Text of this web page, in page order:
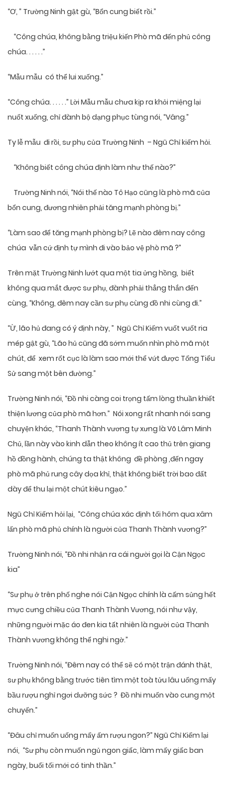
“Ơ, ” Trường Ninh gật gù, “Bổn cung biết rồi.”
“Công chúa, không bằng triệu kiến Phò mã đến phủ công
chúa. . . . . .”
“Mẫu mẫu có thể lui xuống.”
“Công chúa. . . . . .” Lời Mẫu mẫu chưa kịp ra khỏi miệng lại
nuốt xuống, chỉ đành bộ dạng phục tùng nói, “Vâng.”
Ty lễ mẫu đi rồi, sư phụ của Trường Ninh – Ngũ Chỉ kiếm hỏi.
“Không biết công chúa định làm như thế nào?”
Trường Ninh nói, “Nói thế nào Tô Hạo cũng là phò mã của
bổn cung, đương nhiên phải tăng mạnh phòng bị.”
“Làm sao để tăng mạnh phòng bị? Lẽ nào đêm nay công
chúa vẫn cứ định tự mình đi vào bảo vệ phò mã ?”
Trên mặt Trường Ninh lướt qua một tia ửng hồng, biết
không qua mắt được sư phụ, đành phải thẳng thắn đến
cùng, “Không, đêm nay cần sư phụ cùng đồ nhi cùng đi.”
“Ừ, lão hủ đang có ý định này, ” Ngũ Chỉ Kiếm vuốt vuốt ria
mép gật gù, “Lão hủ cũng đã sớm muốn nhìn phò mã một
chút, để xem rốt cục là làm sao mới thể vứt được Tống Tiểu
Sử sang một bên đường.”
Trường Ninh nói, “Đồ nhi càng coi trọng tấm lòng thuần khiết
thiện lương của phò mã hơn.” Nói xong rất nhanh nói sang
chuyện khác, “Thanh Thành vương tự xưng là Võ Lâm Minh
Chủ, lần này vào kinh dẫn theo không ít cao thủ trên giang
hồ đồng hành, chúng ta thật không đề phòng ,đến ngay
phò mã phủ rung cây dọa khỉ, thật không biết trời bao đất
dày để thu lại một chút kiêu ngạo.”
Ngũ Chỉ Kiếm hỏi lại, “Công chúa xác định tối hôm qua xâm
lấn phò mã phủ chính là người của Thanh Thành vương?”
Trường Ninh nói, “Đồ nhi nhận ra cái người gọi là Cận Ngọc
kia”
“Sư phụ ở trên phố nghe nói Cận Ngọc chính là cấm sủng hết
mực cưng chiều của Thanh Thành Vương, nói như vậy,
những người mặc áo đen kia tất nhiên là người của Thanh
Thành vương không thể nghi ngờ.”
Trường Ninh nói, “Đêm nay có thể sẽ có một trận đánh thật,
sư phụ không bằng trước tiên tìm một toà tửu lâu uống mấy
bầu rượu nghỉ ngơi dưỡng sức ? Đồ nhi muốn vào cung một
chuyến.”
“Đâu chỉ muốn uống mấy ấm rượu ngon?” Ngũ Chỉ Kiếm lại
nói, “Sư phụ còn muốn ngủ ngon giấc, làm mấy giấc ban
ngày, buổi tối mới có tinh thần.”